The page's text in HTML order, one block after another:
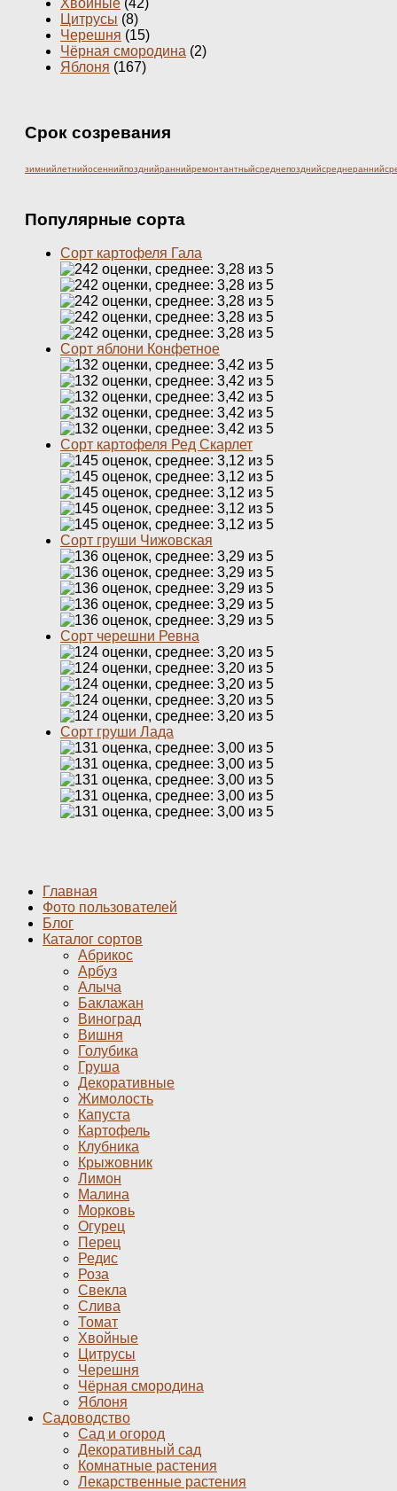
Цитрусы (8)
Черешня (15)
Чёрная смородина (2)
Яблоня (167)
Срок созревания
зимнийлетнийосеннийпозднийраннийремонтантныйсреднепозднийсреднеранний
Популярные сорта
Сорт картофеля Гала
Сорт яблони Конфетное
Сорт картофеля Ред Скарлет
Сорт груши Чижовская
Сорт черешни Ревна
Сорт груши Лада
Главная
Фото пользователей
Блог
Каталог сортов
Абрикос
Арбуз
Алыча
Баклажан
Виноград
Вишня
Голубика
Груша
Декоративные
Жимолость
Капуста
Картофель
Клубника
Крыжовник
Лимон
Малина
Морковь
Огурец
Перец
Редис
Роза
Свекла
Слива
Томат
Хвойные
Цитрусы
Черешня
Чёрная смородина
Яблоня
Садоводство
Сад и огород
Декоративный сад
Комнатные растения
Лекарственные растения